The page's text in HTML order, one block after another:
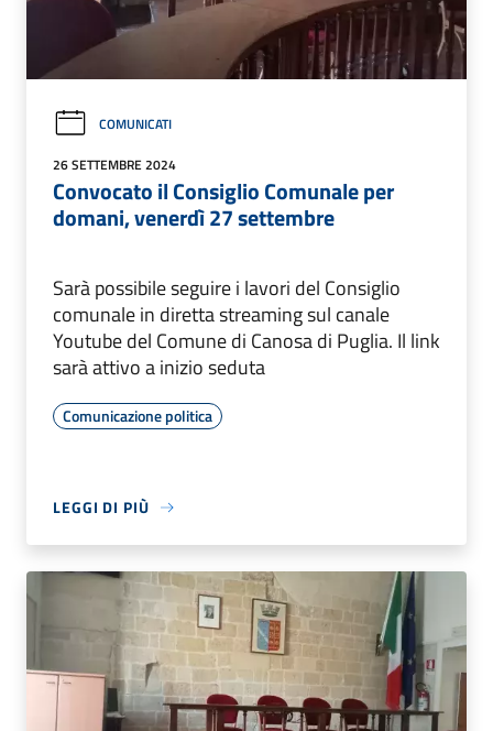
COMUNICATI
26 SETTEMBRE 2024
Convocato il Consiglio Comunale per
domani, venerdì 27 settembre
Sarà possibile seguire i lavori del Consiglio
comunale in diretta streaming sul canale
Youtube del Comune di Canosa di Puglia. Il link
sarà attivo a inizio seduta
Comunicazione politica
LEGGI DI PIÙ